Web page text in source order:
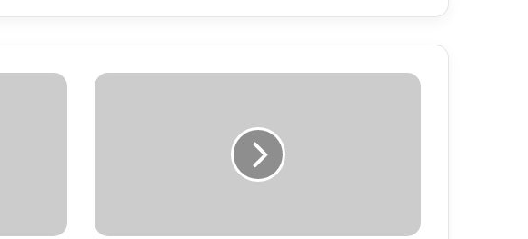
مراحل
موسسه